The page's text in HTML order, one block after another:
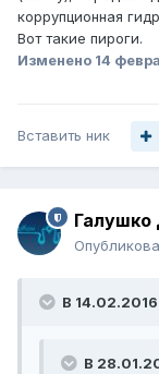
коррупционная
Вот такие пироги.
Изменено 14
Вставить ник
В
В